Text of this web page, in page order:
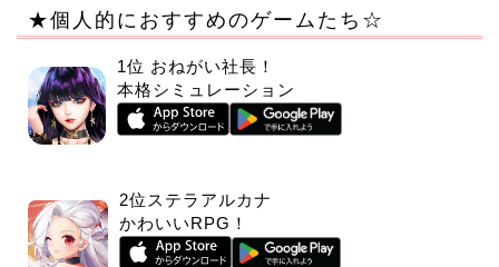
★個人的におすすめのゲームたち☆
1位 おねがい社長！
本格シミュレーション
2位ステラアルカナ
かわいいRPG！